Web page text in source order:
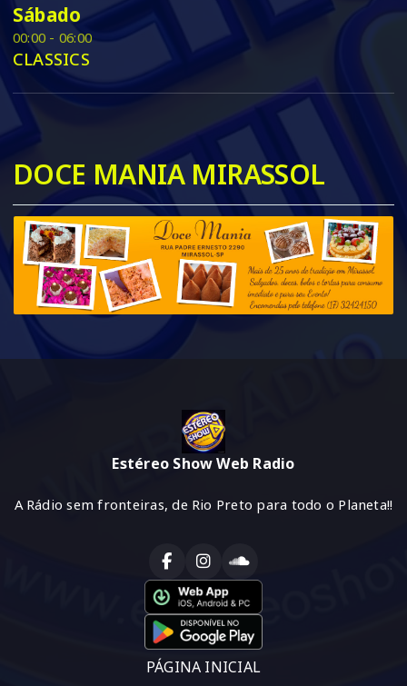
Sábado
00:00 - 06:00
CLASSICS
DOCE MANIA MIRASSOL
Estéreo Show Web Radio
A Rádio sem fronteiras, de Rio Preto para todo o Planeta!!
PÁGINA INICIAL